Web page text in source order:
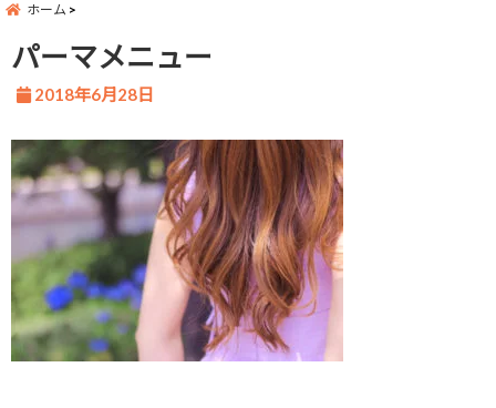
ホーム
パーマメニュー
2018年6月28日